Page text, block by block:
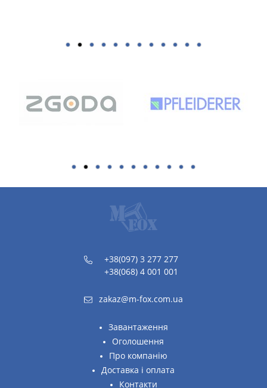
+38(097) 3 277 277
+38(068) 4 001 001
zakaz@m-fox.com.ua
Завантаження
Оголошення
Про компанію
Доставка і оплата
Контакти